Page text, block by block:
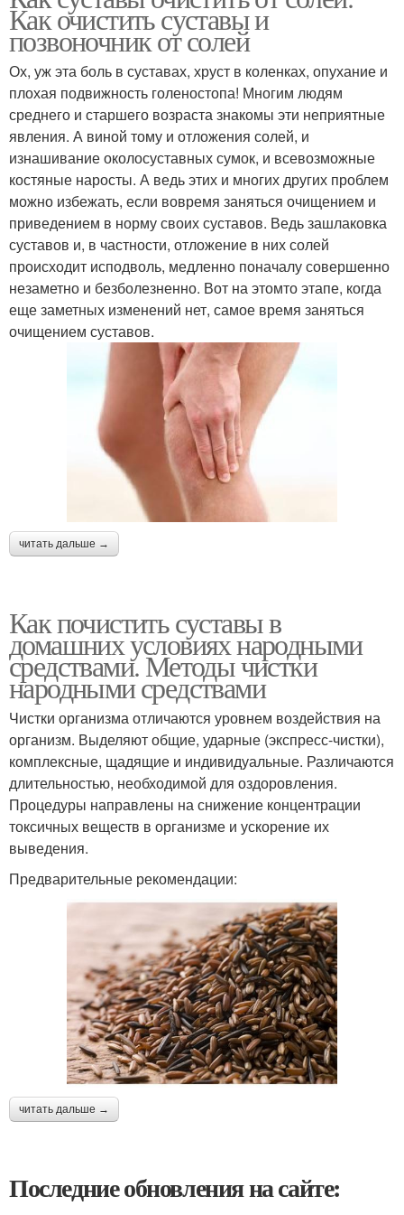
Как очистить суставы и
позвоночник от солей
Ох, уж эта боль в суставах, хруст в коленках, опухание и
плохая подвижность голеностопа! Многим людям
среднего и старшего возраста знакомы эти неприятные
явления. А виной тому и отложения солей, и
изнашивание околосуставных сумок, и всевозможные
костяные наросты. А ведь этих и многих других проблем
можно избежать, если вовремя заняться очищением и
приведением в норму своих суставов. Ведь зашлаковка
суставов и, в частности, отложение в них солей
происходит исподволь, медленно поначалу совершенно
незаметно и безболезненно. Вот на этомто этапе, когда
еще заметных изменений нет, самое время заняться
очищением суставов.
читать дальше →
Как почистить суставы в
домашних условиях народными
средствами. Методы чистки
народными средствами
Чистки организма отличаются уровнем воздействия на
организм. Выделяют общие, ударные (экспресс-чистки),
комплексные, щадящие и индивидуальные. Различаются
длительностью, необходимой для оздоровления.
Процедуры направлены на снижение концентрации
токсичных веществ в организме и ускорение их
выведения.
Предварительные рекомендации:
читать дальше →
Последние обновления на сайте: